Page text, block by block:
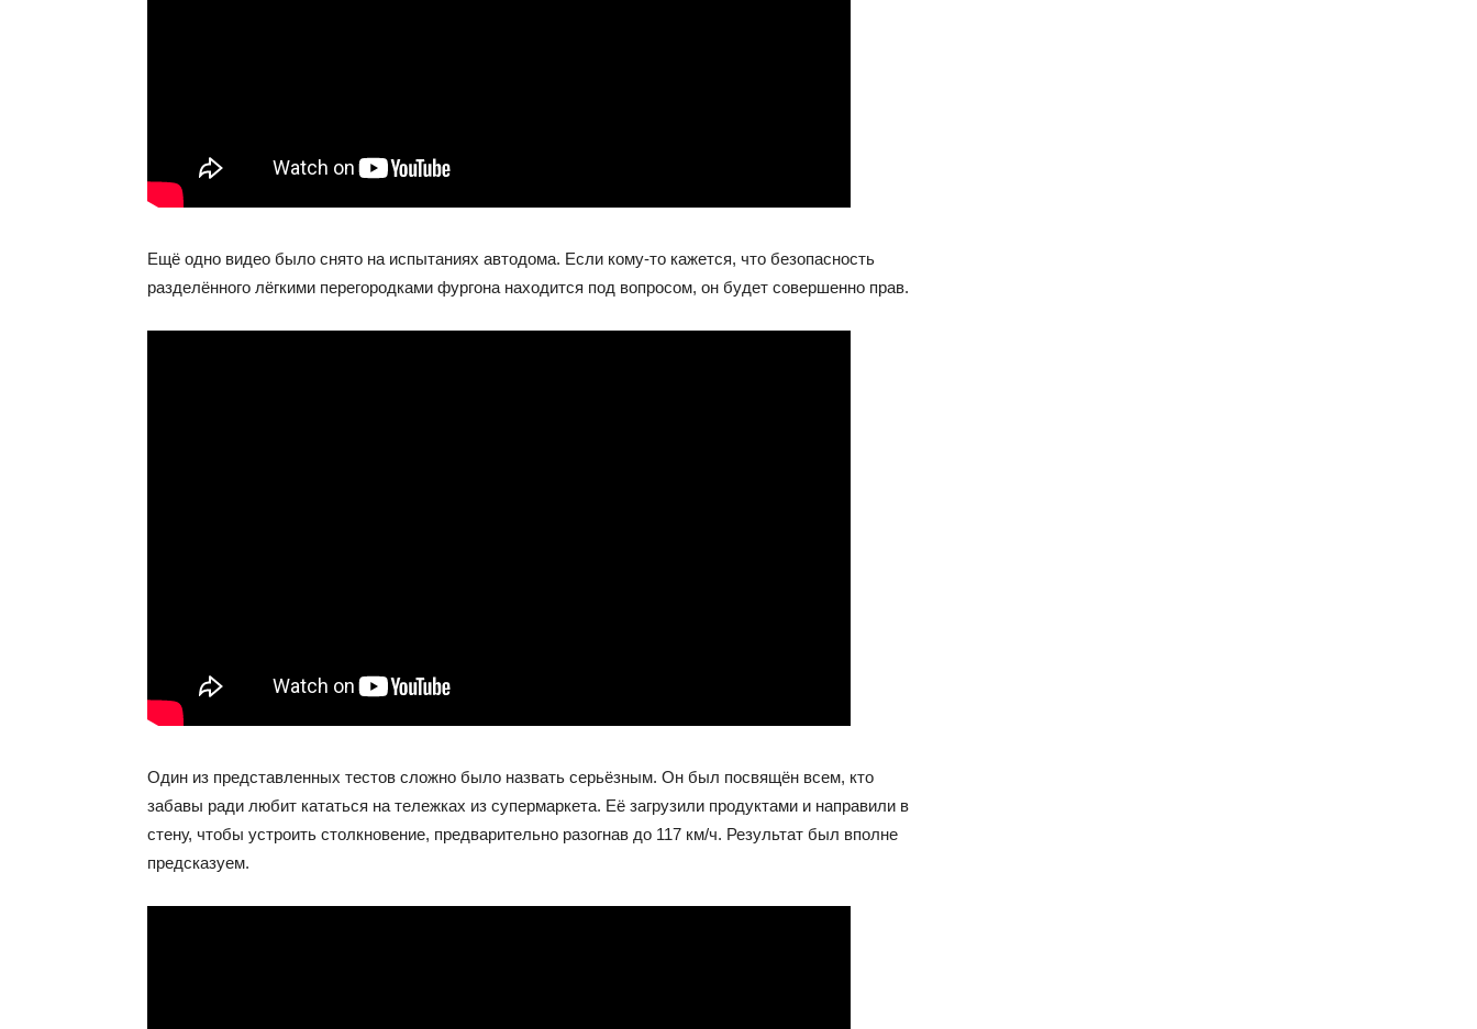
Ещё одно видео было снято на испытаниях автодома. Если кому-то кажется, что безопасность
разделённого лёгкими перегородками фургона находится под вопросом, он будет совершенно прав.
Один из представленных тестов сложно было назвать серьёзным. Он был посвящён всем, кто
забавы ради любит кататься на тележках из супермаркета. Её загрузили продуктами и направили в
стену, чтобы устроить столкновение, предварительно разогнав до 117 км/ч. Результат был вполне
предсказуем.